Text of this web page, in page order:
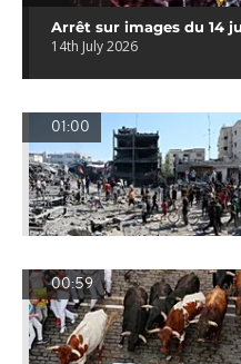
Arrêt sur images du 14
14th July 2026
01:00
00:59